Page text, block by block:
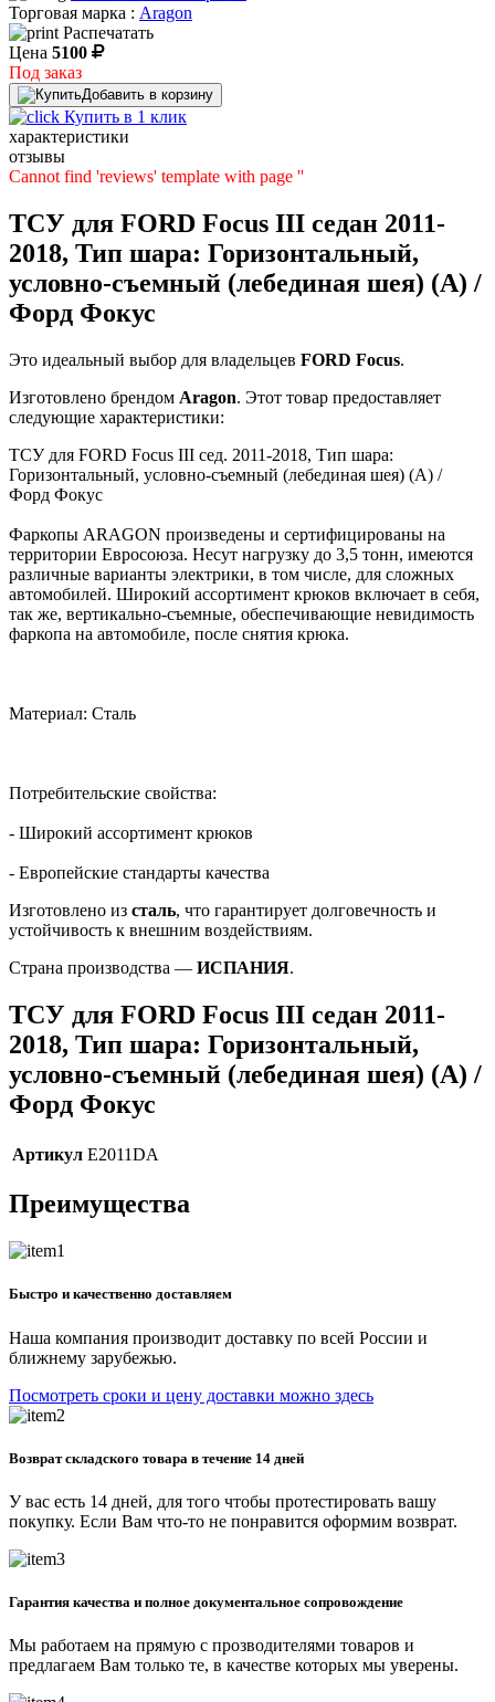
Торговая марка : Aragon
Распечатать
Цена 5100
Под заказ
Добавить в корзину
Купить в 1 клик
характеристики
отзывы
Cannot find 'reviews' template with page ''
ТСУ для FORD Focus III седан 2011-
2018, Тип шара: Горизонтальный,
условно-съемный (лебединая шея) (A) /
Форд Фокус
Это идеальный выбор для владельцев FORD Focus.
Изготовлено брендом Aragon. Этот товар предоставляет
следующие характеристики:
ТСУ для FORD Focus III сед. 2011-2018, Тип шара:
Горизонтальный, условно-съемный (лебединая шея) (A) /
Форд Фокус
Фаркопы ARAGON произведены и сертифицированы на
территории Евросоюза. Несут нагрузку до 3,5 тонн, имеются
различные варианты электрики, в том числе, для сложных
автомобилей. Широкий ассортимент крюков включает в себя,
так же, вертикально-съемные, обеспечивающие невидимость
фаркопа на автомобиле, после снятия крюка.
Материал: Сталь
Потребительские свойства:
- Широкий ассортимент крюков
- Европейские стандарты качества
Изготовлено из сталь, что гарантирует долговечность и
устойчивость к внешним воздействиям.
Страна производства — ИСПАНИЯ.
ТСУ для FORD Focus III седан 2011-
2018, Тип шара: Горизонтальный,
условно-съемный (лебединая шея) (A) /
Форд Фокус
Артикул E2011DA
Преимущества
Быстро и качественно доставляем
Наша компания производит доставку по всей России и
ближнему зарубежью.
Посмотреть сроки и цену доставки можно здесь
Возврат складского товара в течение 14 дней
У вас есть 14 дней, для того чтобы протестировать вашу
покупку. Если Вам что-то не понравится оформим возврат.
Гарантия качества и полное документальное сопровождение
Мы работаем на прямую с прозводителями товаров и
предлагаем Вам только те, в качестве которых мы уверены.